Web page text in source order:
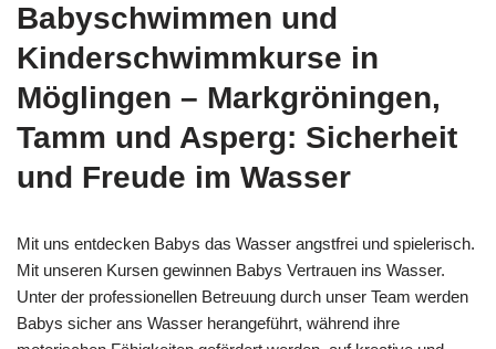
Babyschwimmen und
Kinderschwimmkurse in
Möglingen – Markgröningen,
Tamm und Asperg: Sicherheit
und Freude im Wasser
Mit uns entdecken Babys das Wasser angstfrei und spielerisch.
Mit unseren Kursen gewinnen Babys Vertrauen ins Wasser.
Unter der professionellen Betreuung durch unser Team werden
Babys sicher ans Wasser herangeführt, während ihre